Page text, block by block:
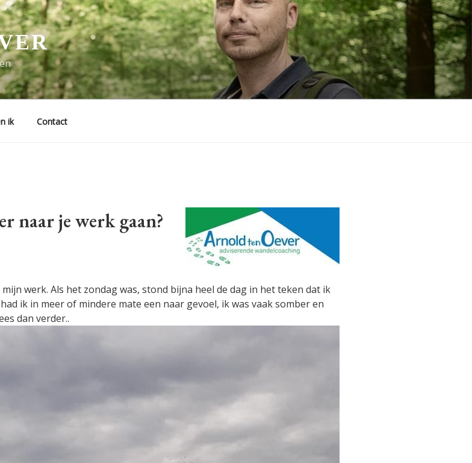
ik Contact
naar je werk gaan?
werk. Als het zondag was, stond bijna heel de dag in het teken dat ik
ik in meer of mindere mate een naar gevoel, ik was vaak somber en
dan verder..